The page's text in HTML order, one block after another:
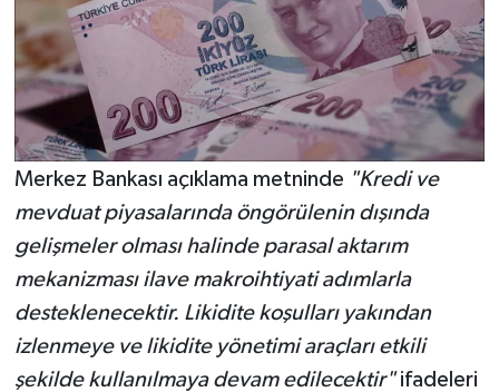
Merkez Bankası açıklama metninde "Kredi ve
mevduat piyasalarında öngörülenin dışında
gelişmeler olması halinde parasal aktarım
mekanizması ilave makroihtiyati adımlarla
desteklenecektir. Likidite koşulları yakından
izlenmeye ve likidite yönetimi araçları etkili
şekilde kullanılmaya devam edilecektir"ifadeleri